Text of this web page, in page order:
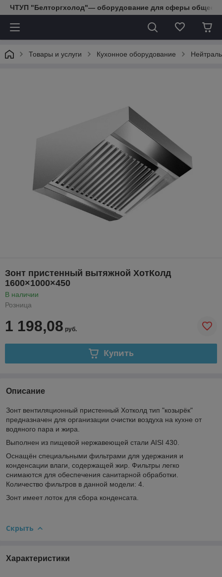
ЧТУП "Белторгхолод"— оборудование для сферы
Товары и услуги Кухонное оборудование
Зонт пристенный вытяжной ХотКолд
1600×1000×450
В наличии
Розница
1 198,08 руб.
Купить
Описание
Зонт вентиляционный пристенный Хотколд тип "козырёк"
предназначен для организации очистки воздуха на кухне от
водяного пара и жира.
Выполнен из пищевой нержавеющей стали AISI 430.
Оснащён специальными фильтрами для удержания и
конденсации влаги, содержащей жир. Фильтры легко
снимаются для обеспечения санитарной обработки.
Количество фильтров в данной модели: 4.
Зонт имеет лоток для сбора конденсата.
Скрыть
Характеристики